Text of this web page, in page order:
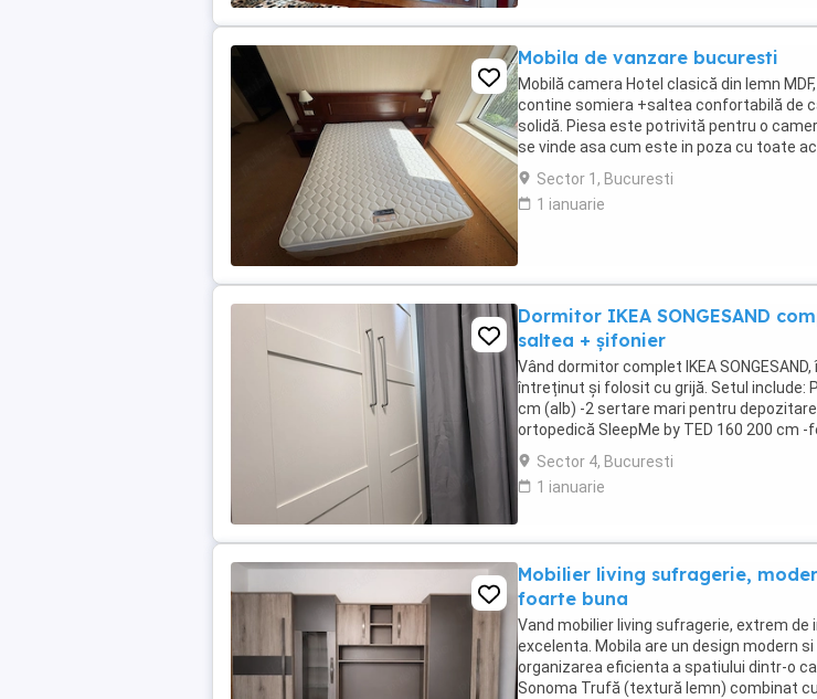
Mobila de vanzare bucuresti
Mobilă camera Hotel clasică din lemn
contine somiera +saltea confortabilă de
solidă. Piesa este potrivită pentru o
se vinde asa cum este in poza cu toate
corp incastrat pentru ...
Sector 1, Bucuresti
1 ianuarie
Dormitor IKEA SONGESAND
saltea + șifonier
Vând dormitor complet IKEA
întreținut și folosit cu grijă. Setul include:
cm (alb) -2 sertare mari pentru
ortopedică SleepMe by TED 160 200 cm
confortabilă -fără pete și fără ...
Sector 4, Bucuresti
1 ianuarie
Mobilier living sufragerie,
foarte buna
Vand mobilier living sufragerie, extrem
excelenta. Mobila are un design modern
organizarea eficienta a spatiului dintr-o
Sonoma Trufă (textură lemn) combinat